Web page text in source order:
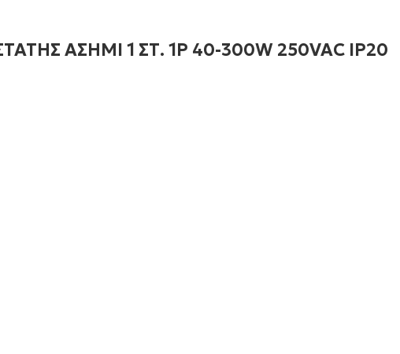
ΑΣΗΜΙ 1 ΣΤ. 1P 40-300W 250VAC IP20